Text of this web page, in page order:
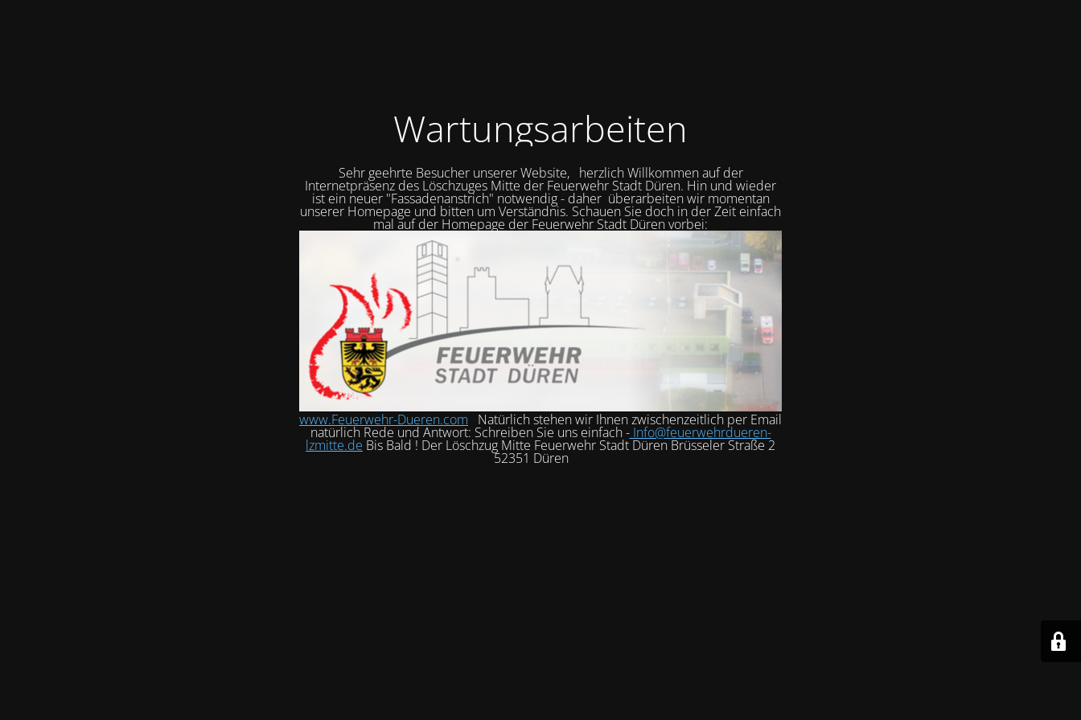
Wartungsarbeiten
Sehr geehrte Besucher unserer Website, herzlich Willkommen auf der
Internetpräsenz des Löschzuges Mitte der Feuerwehr Stadt Düren. Hin und wieder
ist ein neuer "Fassadenanstrich" notwendig - daher überarbeiten wir momentan
unserer Homepage und bitten um Verständnis. Schauen Sie doch in der Zeit einfach
mal auf der Homepage der Feuerwehr Stadt Düren vorbei:
www.Feuerwehr-Dueren.com Natürlich stehen wir Ihnen zwischenzeitlich per Email
natürlich Rede und Antwort: Schreiben Sie uns einfach -Info@feuerwehrdueren-
lzmitte.de Bis Bald ! Der Löschzug Mitte Feuerwehr Stadt Düren Brüsseler Straße 2
52351 Düren